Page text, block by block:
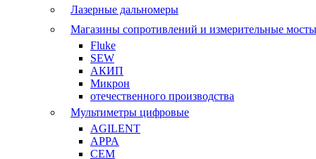
Лазерные дальномеры
Магазины сопротивлений и измерительные мосты
Fluke
SEW
АКИП
Микрон
отечественного производства
Мультиметры цифровые
AGILENT
APPA
CEM